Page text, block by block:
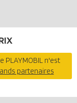
PLAYMOBIL n'est
partenaires